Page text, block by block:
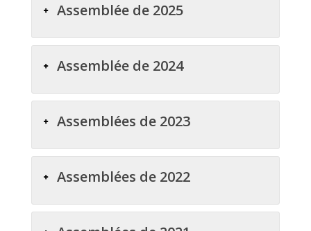
Assemblée de 2025
Assemblée de 2024
Assemblées de 2023
Assemblées de 2022